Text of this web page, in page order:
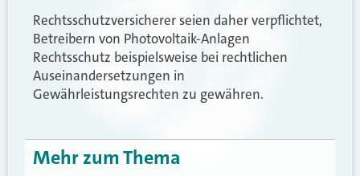
Rechtsschutzversicherer seien daher verpflichtet,
Betreibern von Photovoltaik-Anlagen
Rechtsschutz beispielsweise bei rechtlichen
Auseinandersetzungen in
Gewährleistungsrechten zu gewähren.
Mehr zum Thema